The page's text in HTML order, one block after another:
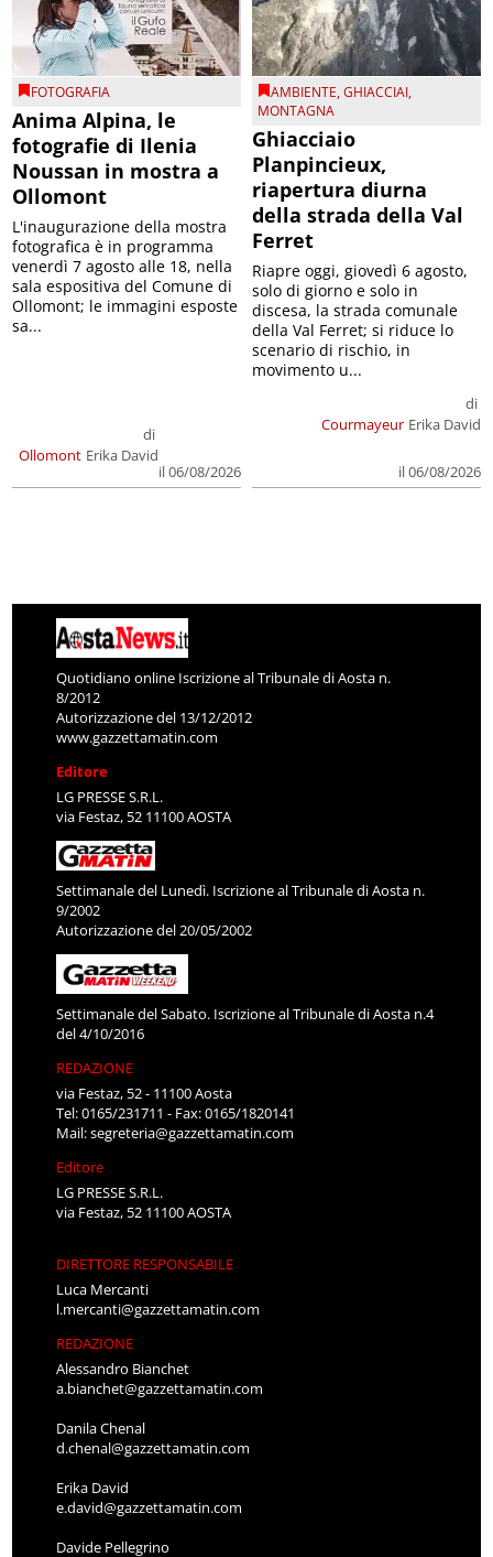
FOTOGRAFIA
Anima Alpina, le
fotografie di Ilenia
Noussan in mostra a
Ollomont
Ollomont
di
Erika David
il 06/08/2026
L'inaugurazione della mostra
fotografica è in programma
venerdì 7 agosto alle 18, nella
sala espositiva del Comune di
Ollomont; le immagini esposte
sa...
AMBIENTE,GHIACCIAI,
MONTAGNA
Ghiacciaio
Planpincieux,
riapertura diurna
della strada della Val
Ferret
Courmayeur
di
Erika David
il 06/08/2026
Riapre oggi, giovedì 6 agosto,
solo di giorno e solo in
discesa, la strada comunale
della Val Ferret; si riduce lo
scenario di rischio, in
movimento u...
Quotidiano online Iscrizione al Tribunale di Aosta n.
8/2012
Autorizzazione del 13/12/2012
www.gazzettamatin.com
Editore
LG PRESSE S.R.L.
via Festaz, 52 11100 AOSTA
Settimanale del Lunedì. Iscrizione al Tribunale di Aosta n.
9/2002
Autorizzazione del 20/05/2002
Settimanale del Sabato. Iscrizione al Tribunale di Aosta n.4
del 4/10/2016
REDAZIONE
via Festaz, 52 - 11100 Aosta
Tel: 0165/231711 - Fax: 0165/1820141
Mail:segreteria@gazzettamatin.com
Editore
LG PRESSE S.R.L.
via Festaz, 52 11100 AOSTA
DIRETTORE RESPONSABILE
Luca Mercanti
l.mercanti@gazzettamatin.com
REDAZIONE
Alessandro Bianchet
a.bianchet@gazzettamatin.com
Danila Chenal
d.chenal@gazzettamatin.com
Erika David
e.david@gazzettamatin.com
Davide Pellegrino